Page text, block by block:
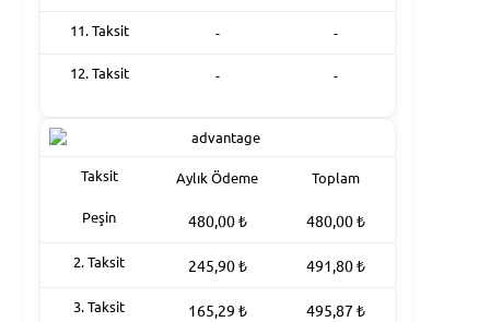
11. Taksit - -
12. Taksit - -
Taksit Aylık Ödeme Toplam
Peşin 480,00₺ 480,00₺
2. Taksit 245,90₺ 491,80₺
3. Taksit 165,29 ₺ 495,87 ₺